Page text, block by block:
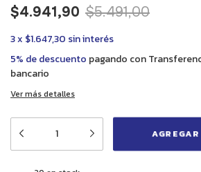
$4.941,90 $5.491,00
3x $1.647,30 sin interés
5% de descuento pagando con
bancario
Ver más detalles